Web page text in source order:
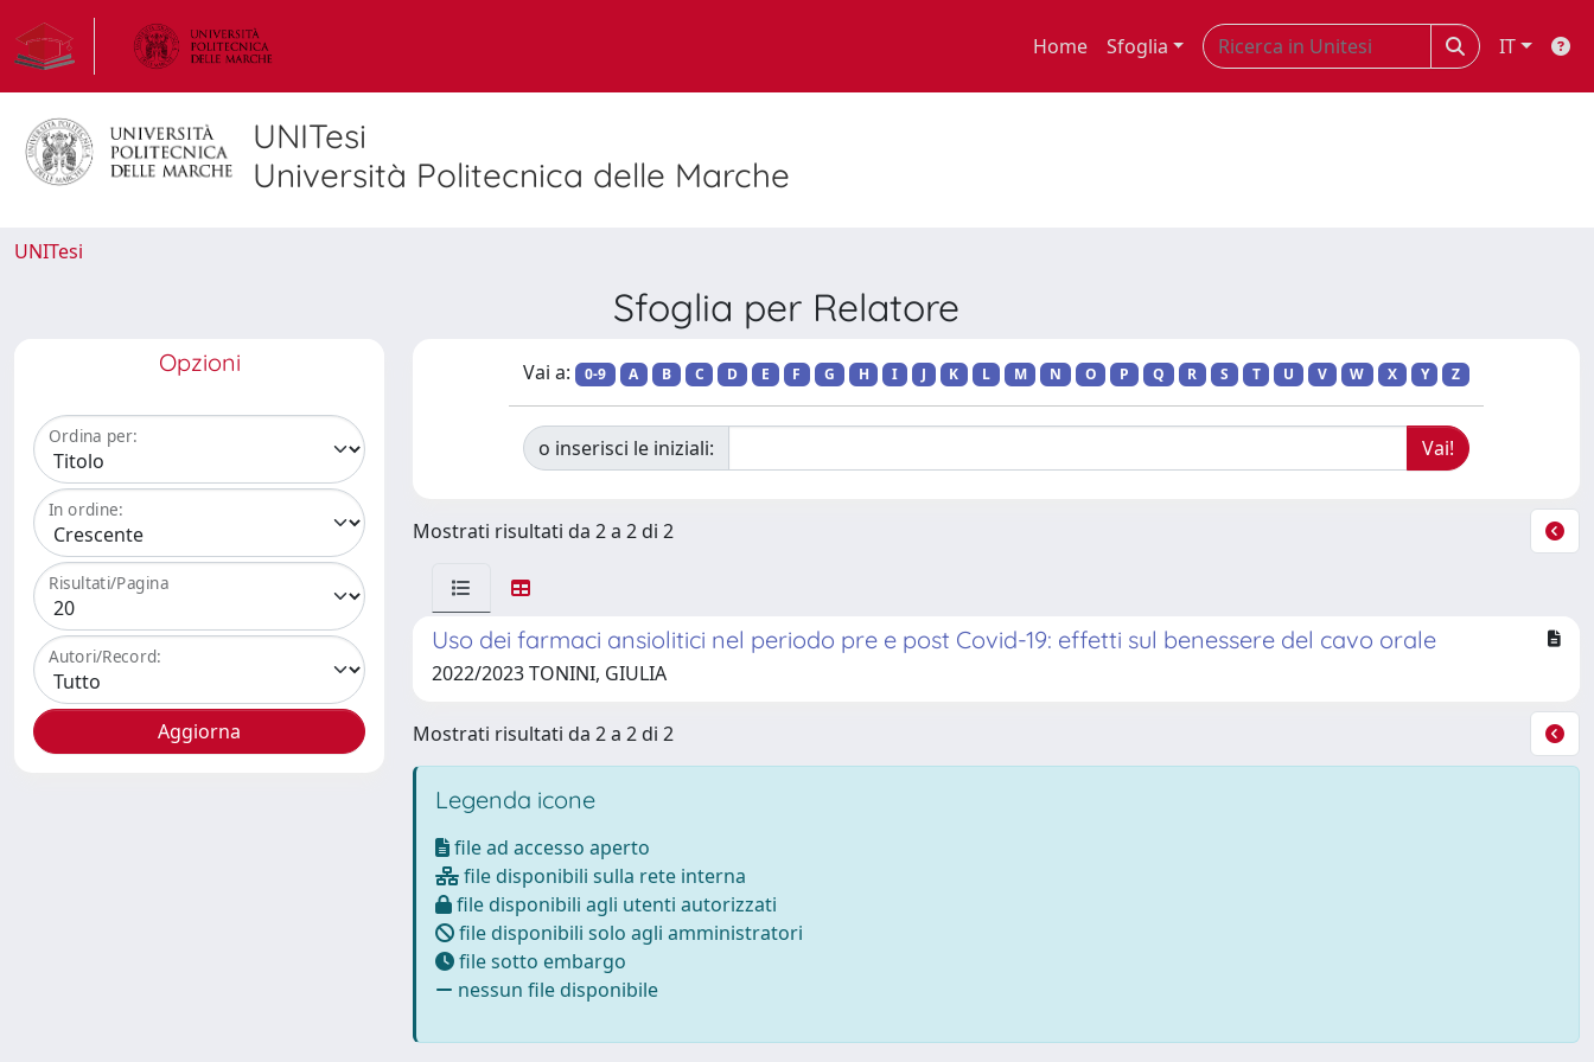
Home Sfoglia IT
UNITesi
Università Politecnica delle Marche
UNITesi
Sfoglia per Relatore
Opzioni
Ordina per:
In ordine:
Risultati/Pagina
Autori/Record:
Vai a: 0-9 A B C D E F G H I J K L M N O P Q R S T U V W X Y Z
o inserisci le iniziali:
Mostrati risultati da 2 a 2 di 2
Uso dei farmaci ansiolitici nel periodo pre e post Covid-19: effetti sul benessere del cavo orale
2022/2023 TONINI, GIULIA
Mostrati risultati da 2 a 2 di 2
Legenda icone
file ad accesso aperto
file disponibili sulla rete interna
file disponibili agli utenti autorizzati
file disponibili solo agli amministratori
file sotto embargo
nessun file disponibile